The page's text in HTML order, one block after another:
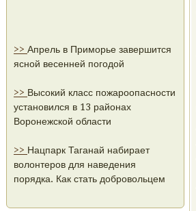
>> Апрель в Приморье завершится
ясной весенней погодой
>> Высокий класс пожароопасности
установился в 13 районах
Воронежской области
>> Нацпарк Таганай набирает
волонтеров для наведения
порядка. Как стать добровольцем